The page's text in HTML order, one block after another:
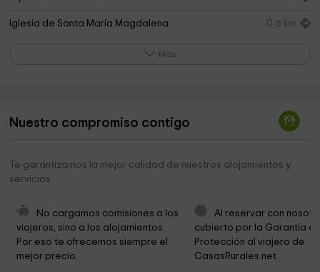
Iglesia de Santa María Magdalena 0,6 km
Ayuntamiento De Ribadesella
Cementerio 0,8 km
Ermita Virgen del Carmen
Ermita de San Julián
Hermitage of Nuestra Señora del Carmen
Iglesia de San Esteban de Leces 3,7 km
Más
Nuestro compromiso contigo
Te garantizamos la mejor calidad de nuestros alojamientos y
servicios
No cargamos comisiones a los
viajeros, sino a los alojamientos.
Por eso te ofrecemos siempre el
mejor precio.
Al reservar con
cubierto por la Garantía
Protección al viajero de
CasasRurales.net